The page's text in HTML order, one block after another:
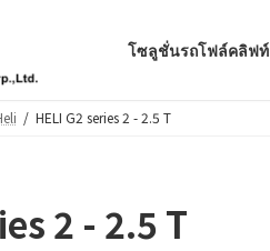
โซลูชั่นรถโฟล์คลิฟท์
HELI G2 series 2 - 2.5 T
2 - 2.5 T